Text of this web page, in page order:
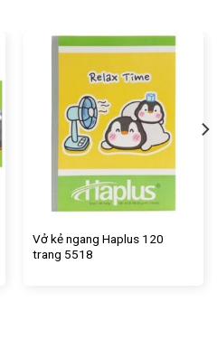
Vở kẻ ngang Haplus 120
trang 5518